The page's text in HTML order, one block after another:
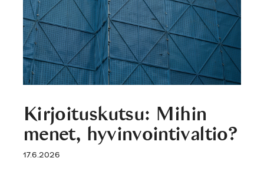
Kirjoituskutsu: Mihin
menet, hyvinvointivaltio?
17.6.2026